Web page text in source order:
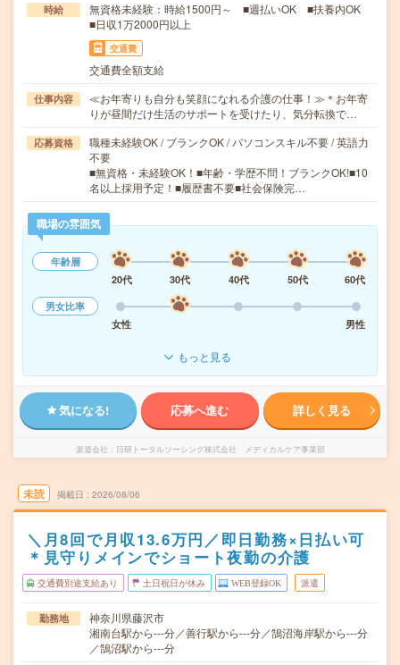
時給
無資格未経験：時給1500円～ ■週払いOK ■扶養内OK
■日収1万2000円以上
交通費
交通費全額支給
仕事内容
≪お年寄りも自分も笑顔になれる介護の仕事！≫＊お年寄
りが昼間だけ生活のサポートを受けたり、気分転換で…
応募資格
職種未経験OK / ブランクOK / パソコンスキル不要 / 英語力
不要
■無資格・未経験OK！■年齢・学歴不問！ブランクOK!■10
名以上採用予定！■履歴書不要■社会保険完…
職場の雰囲気
年齢層
20代
30代 40代 50代
60代
男女比率
女性
男性
もっと見る
気になる! 応募へ進む 詳しく見る
派遣会社 日研トータルソーシング株式会社 メディカルケア事業部
未読 掲載日 2026/08/06
＼月8回で月収13.6万円／即日勤務×日払い可
＊見守りメインでショート夜勤の介護
交通費別途支給あり 土日祝日が休み WEB登録OK 派遣
勤務地
神奈川県藤沢市
湘南台駅から---分／善行駅から---分／鵠沼海岸駅から---分
／鵠沼駅から---分